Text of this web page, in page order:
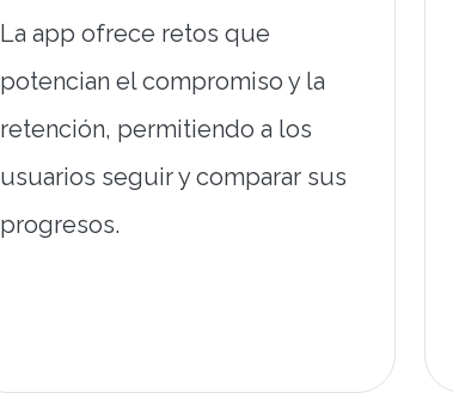
La app ofrece retos que
potencian el compromiso y la
retención, permitiendo a los
usuarios seguir y comparar sus
progresos.